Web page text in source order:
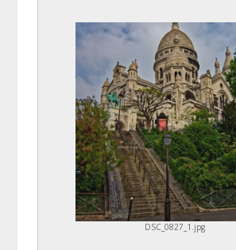
DSC_0827_1.jpg